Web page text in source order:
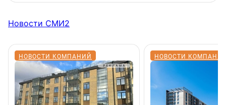
Новости СМИ2
НОВОСТИ КОМПАНИЙ НОВОСТИ